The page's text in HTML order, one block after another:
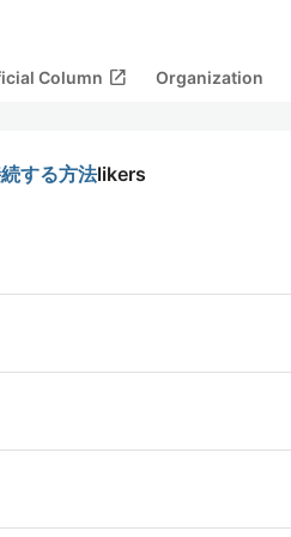
Column open_in_new Organization
する方法likers